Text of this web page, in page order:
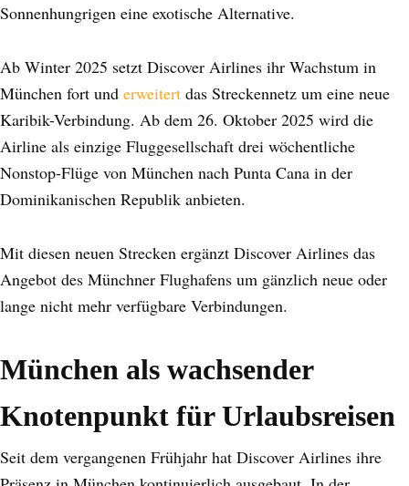
Sonnenhungrigen eine exotische Alternative.
Ab Winter 2025 setzt Discover Airlines ihr Wachstum in
München fort und erweitert das Streckennetz um eine neue
Karibik-Verbindung. Ab dem 26. Oktober 2025 wird die
Airline als einzige Fluggesellschaft drei wöchentliche
Nonstop-Flüge von München nach Punta Cana in der
Dominikanischen Republik anbieten.
Mit diesen neuen Strecken ergänzt Discover Airlines das
Angebot des Münchner Flughafens um gänzlich neue oder
lange nicht mehr verfügbare Verbindungen.
München als wachsender
Knotenpunkt für Urlaubsreisen
Seit dem vergangenen Frühjahr hat Discover Airlines ihre